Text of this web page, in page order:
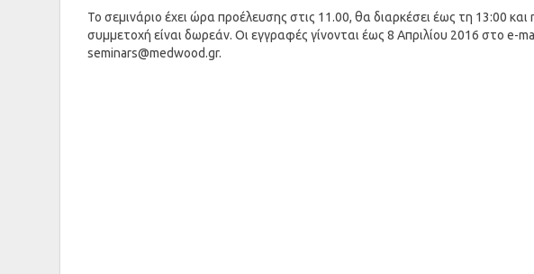
Το σεμινάριο έχει ώρα προέλευσης στις 11.00, θα διαρκέσει έως τη 13:00 και
συμμετοχή είναι δωρεάν. Οι εγγραφές γίνονται έως 8 Απριλίου 2016 στο e-
seminars@medwood.gr.